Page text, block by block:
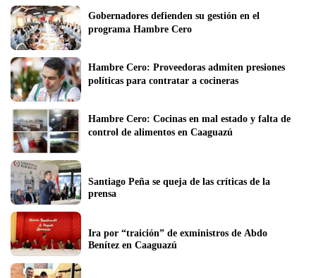
Gobernadores defienden su gestión en el
programa Hambre Cero
Hambre Cero: Proveedoras admiten presiones
políticas para contratar a cocineras
Hambre Cero: Cocinas en mal estado y falta de
control de alimentos en Caaguazú
Santiago Peña se queja de las críticas de la
prensa
Ira por “traición” de exministros de Abdo
Benítez en Caaguazú